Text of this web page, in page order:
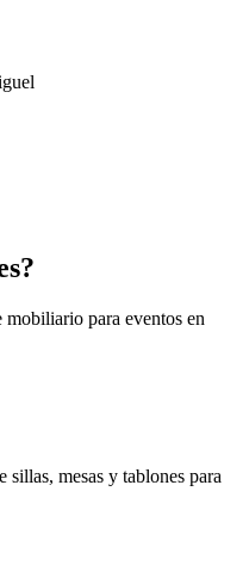
mobiliario para eventos en
mesas y tablones para